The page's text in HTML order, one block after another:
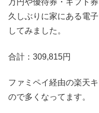
万円や優待券・ギフト
久しぶりに家にある電
してみました。
合計：309,815円
ファミペイ経由の楽天
ので多くなってます。